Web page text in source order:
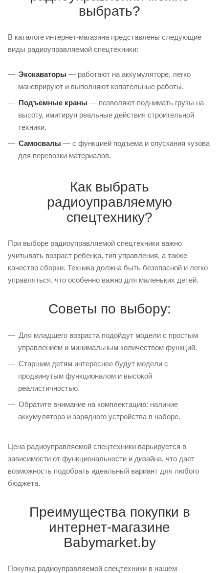
выбрать?
В каталоге интернет-магазина представлены следующие
виды радиоуправляемой спецтехники:
Экскаваторы — работают на аккумуляторе, легко
маневрируют и выполняют копательные работы.
Подъемные краны — позволяют поднимать грузы на
высоту, имитируя реальные действия строительной
техники.
Самосвалы — с функцией подъема и опускания кузова
для перевозки материалов.
Как выбрать
радиоуправляемую
спецтехнику?
При выборе радиоуправляемой спецтехники важно
учитывать возраст ребенка, тип управления, а также
качество сборки. Техника должна быть безопасной и легко
управляться, что особенно важно для маленьких детей.
Советы по выбору:
Для младшего возраста подойдут модели с простым
управлением и минимальным количеством функций.
Старшим детям интереснее будут модели с
продвинутым функционалом и высокой
реалистичностью.
Обратите внимание на комплектацию: наличие
аккумулятора и зарядного устройства в наборе.
Цена радиоуправляемой спецтехники варьируется в
зависимости от функциональности и дизайна, что дает
возможность подобрать идеальный вариант для любого
бюджета.
Преимущества покупки в
интернет-магазине
Babymarket.by
Покупка радиоуправляемой спецтехники в нашем